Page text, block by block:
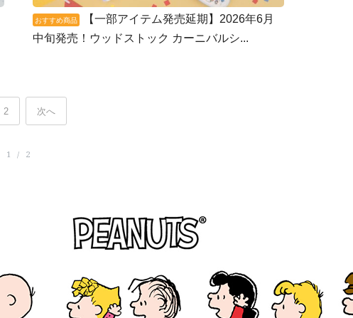
おすすめ商品
【一部アイテム発売延期】2026年6月
中旬発売！ウッドストック カーニバルシ...
2 次へ
1 / 2